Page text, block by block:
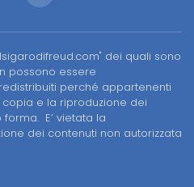
dei quali sono
possono essere
perché appartenenti
copia e la riproduzione dei
E’ vietata la
dei contenuti non autorizzata